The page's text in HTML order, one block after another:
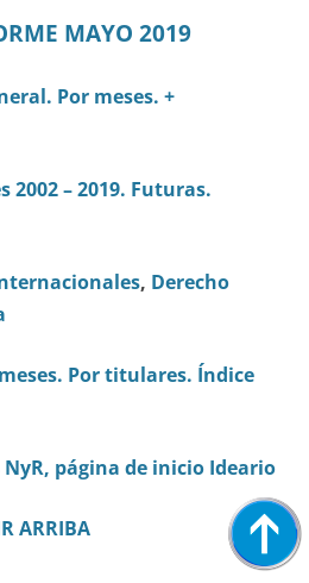
MAYO 2019
Por meses. +
2002 – 2019. Futuras.
, Derecho
Por titulares. Índice
NyR, página de inicio Ideario
ARRIBA